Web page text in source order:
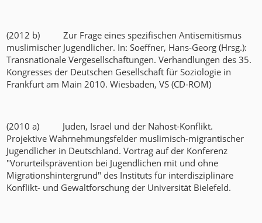
(2012 b) Zur Frage eines spezifischen Antisemitismus
muslimischer Jugendlicher. In: Soeffner, Hans-Georg (Hrsg.):
Transnationale Vergesellschaftungen. Verhandlungen des 35.
Kongresses der Deutschen Gesellschaft für Soziologie in
Frankfurt am Main 2010. Wiesbaden, VS (CD-ROM)
(2010 a) Juden, Israel und der Nahost-Konflikt.
Projektive Wahrnehmungsfelder muslimisch-migrantischer
Jugendlicher in Deutschland. Vortrag auf der Konferenz
"Vorurteilsprävention bei Jugendlichen mit und ohne
Migrationshintergrund" des Instituts für interdisziplinäre
Konflikt- und Gewaltforschung der Universität Bielefeld.